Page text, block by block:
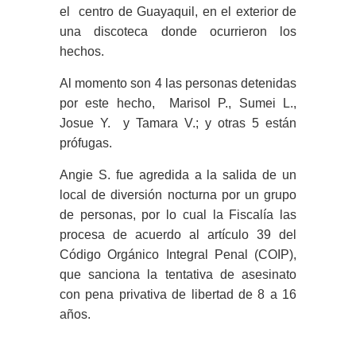
el centro de Guayaquil, en el exterior de
una discoteca donde ocurrieron los
hechos.
Al momento son 4 las personas detenidas
por este hecho, Marisol P., Sumei L.,
Josue Y. y Tamara V.; y otras 5 están
prófugas.
Angie S. fue agredida a la salida de un
local de diversión nocturna por un grupo
de personas, por lo cual la Fiscalía las
procesa de acuerdo al artículo 39 del
Código Orgánico Integral Penal (COIP),
que sanciona la tentativa de asesinato
con pena privativa de libertad de 8 a 16
años.